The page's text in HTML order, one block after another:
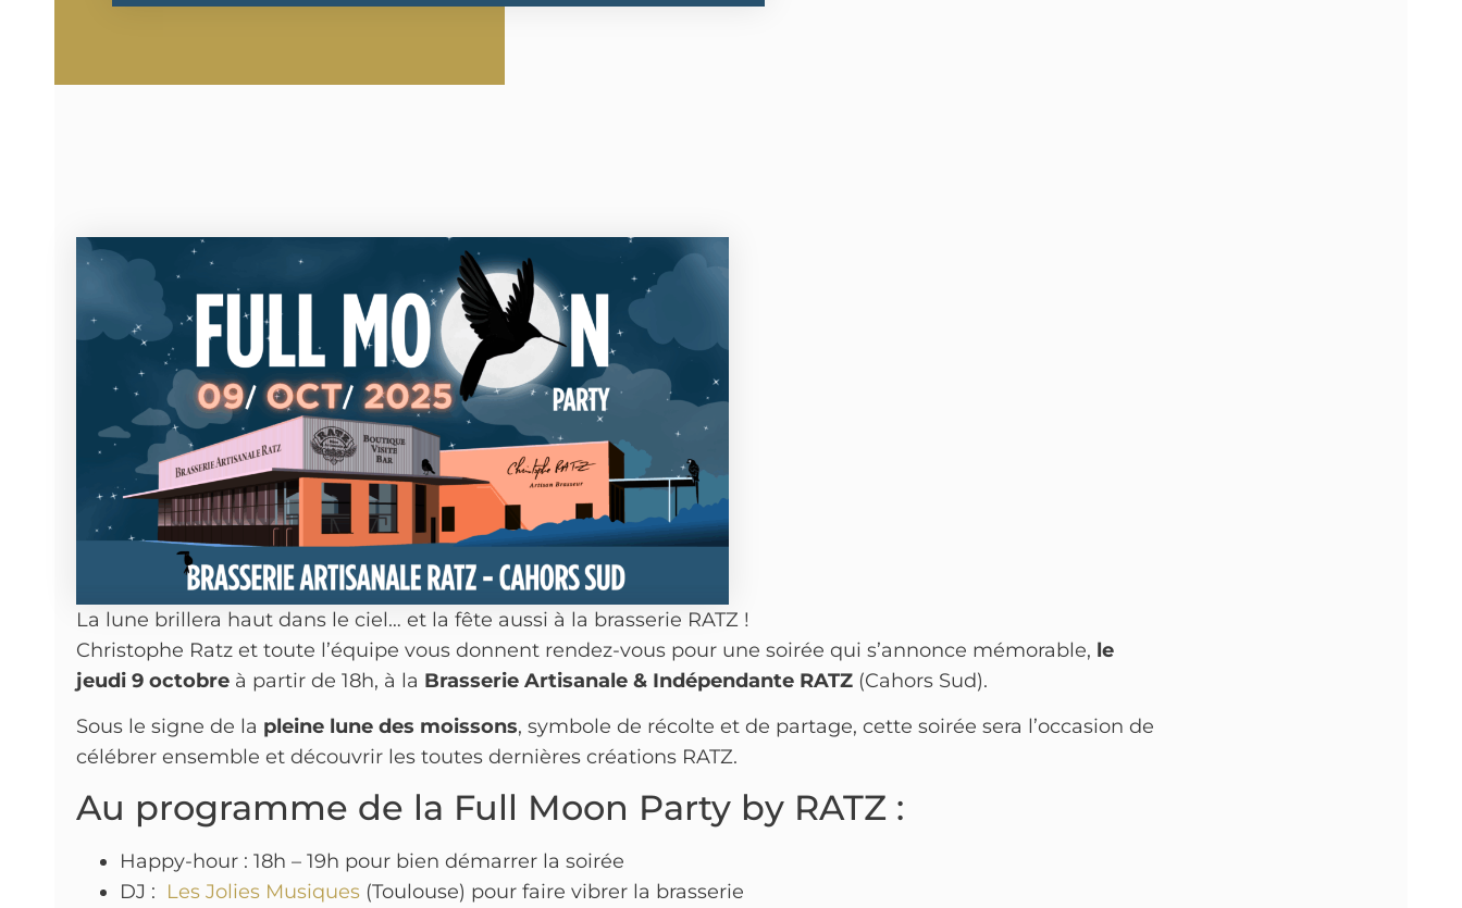
La lune brillera haut dans le ciel… et la fête aussi à la brasserie RATZ !
Christophe Ratz et toute l’équipe vous donnent rendez-vous pour une soirée qui s’annonce mémorable, le
jeudi 9 octobre à partir de 18h, à la Brasserie Artisanale & Indépendante RATZ (Cahors Sud).
Sous le signe de la pleine lune des moissons, symbole de récolte et de partage, cette soirée sera l’occasion de
célébrer ensemble et découvrir les toutes dernières créations RATZ.
Au programme de la Full Moon Party by RATZ :
Happy-hour : 18h – 19h pour bien démarrer la soirée
DJ : Les Jolies Musiques (Toulouse) pour faire vibrer la brasserie